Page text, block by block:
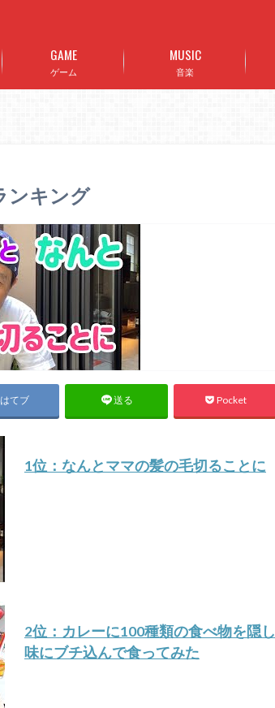
ゲーム
GAME
音楽
MUSIC
ンキング
はてブ 送る Pocket
1位：なんとママの髪の毛切ることに
2位：カレーに100種類の食べ物を隠し
味にブチ込んで食ってみた